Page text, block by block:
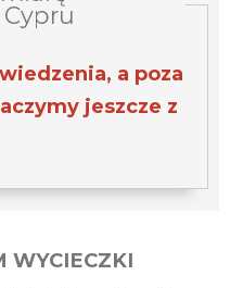
a poza
jeszcze z
WYCIECZKI